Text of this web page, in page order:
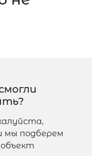
мы подберем